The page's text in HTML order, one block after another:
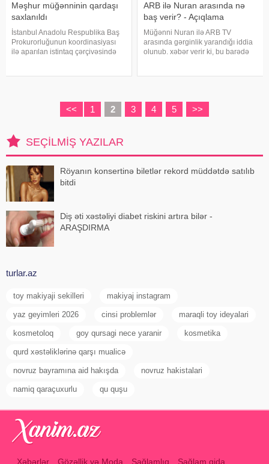
Məşhur müğənninin qardaşı
saxlanıldı
İstanbul Anadolu Respublika Baş
Prokurorluğunun koordinasiyası
ilə aparılan istintaq çərçivəsində
ARB ilə Nuran arasında nə
baş verir? - Açıqlama
Müğənni Nuran ilə ARB TV
arasında gərginlik yarandığı iddia
olunub. xəbər verir ki, bu barədə
rəsm
<< 1 2 3 4 5 >>
SEÇILMIŞ YAZILAR
Röyanın konsertinə biletlər rekord müddətdə satılıb
bitdi
Diş əti xəstəliyi diabet riskini artıra bilər -
ARAŞDIRMA
turlar.az
toy makiyaji sekilleri makiyaj instagram
yaz geyimleri 2026 cinsi problemlər maraqli toy ideyalari
kosmetoloq goy qursagi nece yaranir kosmetika
qurd xəstəliklərinə qarşı mualicə
novruz bayramına aid hakışda novruz hakistalari
namiq qaraçuxurlu qu quşu
Xəbərlər Gözəllik və Moda Sağlamlıq Sağlam qida